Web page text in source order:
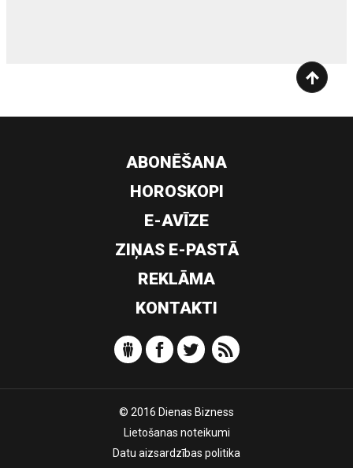
ABONĒŠANA
HOROSKOPI
E-AVĪZE
ZIŅAS E-PASTĀ
REKLĀMA
KONTAKTI
© 2016 Dienas Bizness
Lietošanas noteikumi
Datu aizsardzības politika